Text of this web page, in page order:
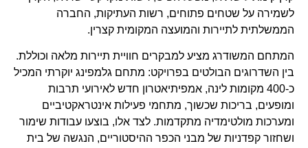
לשמירה על שטחים פתוחים, רשות העתיקות, החברה
הממשלתית לתיירות והמועצה המקומית קצרין.
המתחם המשודרג מציע למבקרים חוויית תיירות מלאה וכוללת.
בין השדרוגים הבולטים בפרויקט: מתחם גלמפינג יוקרתי המכיל
כ-400 מקומות לינה, אמפיתיאטרון חדש לאירועי תרבות
ומופעים, בריכות שכשוך, מתחמי פעילות אינטראקטיביים
ומערכות מולטימדיה מתקדמות. לצד אלו, בוצעו עבודות שימור
ושחזור קפדניות של מבני הכפר ההיסטוריים, הנגשה של בית